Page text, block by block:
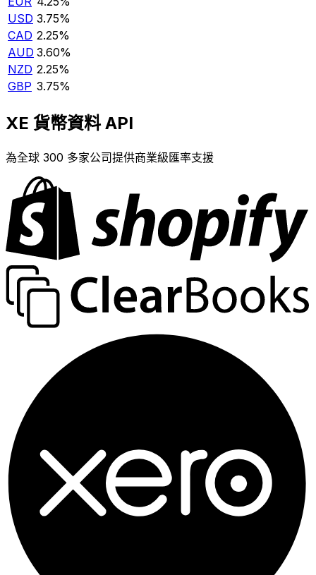
USD 3.75%
CAD 2.25%
AUD 3.60%
NZD 2.25%
GBP 3.75%
XE 貨幣資料 API
為全球 300 多家公司提供商業級匯率支援